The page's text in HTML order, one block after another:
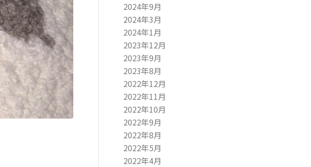
2024年9月
2024年3月
2024年1月
2023年12月
2023年9月
2023年8月
2022年12月
2022年11月
2022年10月
2022年9月
2022年8月
2022年5月
2022年4月